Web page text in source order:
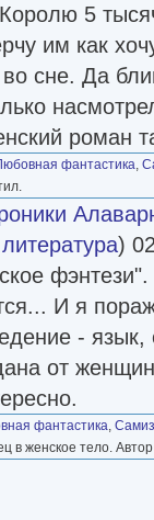
5
им как
сне. Да
роман
фантастика,
)
И я
-
от
фантастика,
в женское тело.